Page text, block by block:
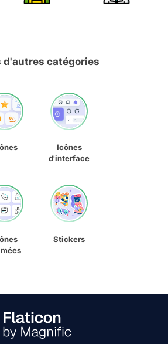
d'autres catégories
Icônes
d'interface
Stickers